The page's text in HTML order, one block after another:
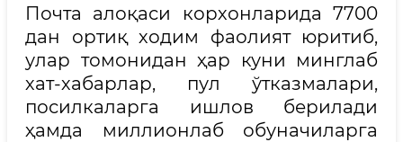
Почта алоқаси корхонларида 7700
дан ортиқ ходим фаолият юритиб,
улар томонидан ҳар куни минглаб
хат-хабарлар, пул ўтказмалари,
посилкаларга ишлов берилади
ҳамда миллионлаб обуначиларга